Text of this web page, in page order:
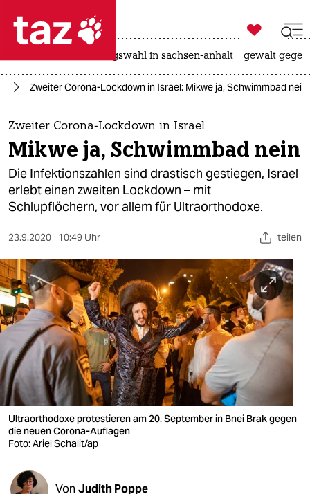
 taz zahl ich
taz zahl ich
themen
politik
öko
gesellschaft
sport
berlin
nord
wahrheit
verlag
verlag
shop

taz zahl ich
landtagswahl in sachsen-anhalt gewalt
Zweiter Corona-Lockdown in Israel: Mikwe ja, Schwimmbad nein
Zweiter Corona-Lockdown in Israel
Mikwe ja, Schwimmbad nein
Die Infektionszahlen sind drastisch gestiegen, Israel
erlebt einen zweiten Lockdown – mit
Schlupflöchern, vor allem für Ultraorthodoxe.
23.9.2020 10:49 Uhr teilen
Ultraorthodoxe protestieren am 20. September in Bnei Brak gegen
die neuen Corona-Auflagen
Foto: Ariel Schalit/ap
Von Judith Poppe